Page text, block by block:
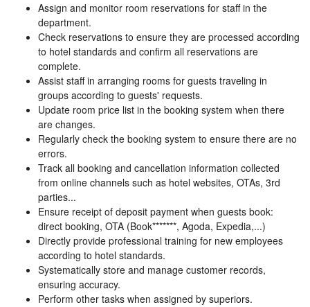
Assign and monitor room reservations for staff in the
department.
Check reservations to ensure they are processed according
to hotel standards and confirm all reservations are
complete.
Assist staff in arranging rooms for guests traveling in
groups according to guests' requests.
Update room price list in the booking system when there
are changes.
Regularly check the booking system to ensure there are no
errors.
Track all booking and cancellation information collected
from online channels such as hotel websites, OTAs, 3rd
parties...
Ensure receipt of deposit payment when guests book:
direct booking, OTA (Book*******, Agoda, Expedia,...)
Directly provide professional training for new employees
according to hotel standards.
Systematically store and manage customer records,
ensuring accuracy.
Perform other tasks when assigned by superiors.